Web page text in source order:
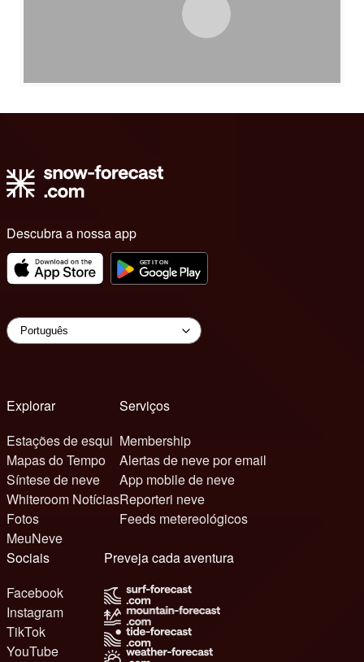
Descubra a nossa app
Explorar
Estações de esqui
Mapas do Tempo
Síntese de neve
Whiteroom Notícias
Fotos
MeuNeve
Serviços
Membership
Alertas de neve por email
App mobile de neve
Reporteri neve
Feeds metereológicos
Sociais
Facebook
Instagram
TikTok
YouTube
Preveja cada aventura